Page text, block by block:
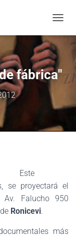
fábrica"
Este
se proyectará el
Av. Falucho 950
Ronicevi.
más